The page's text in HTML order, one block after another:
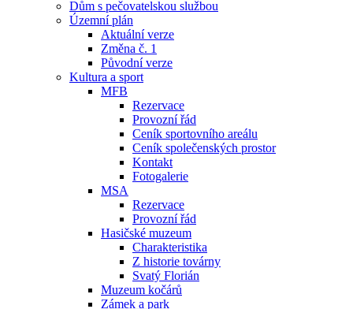
Dům s pečovatelskou službou
Územní plán
Aktuální verze
Změna č. 1
Původní verze
Kultura a sport
MFB
Rezervace
Provozní řád
Ceník sportovního areálu
Ceník společenských prostor
Kontakt
Fotogalerie
MSA
Rezervace
Provozní řád
Hasičské muzeum
Charakteristika
Z historie továrny
Svatý Florián
Muzeum kočárů
Zámek a park